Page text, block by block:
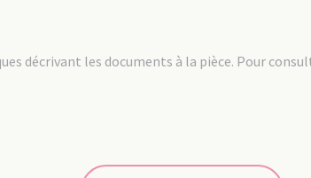
décrivant les documents à la pièce. Pour